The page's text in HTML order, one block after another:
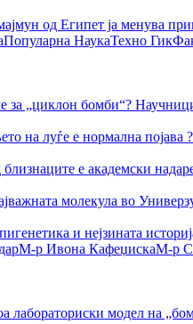
од Египет ја менува
Популарна НаукаТехно Гик
за „циклон бомби“?
на луѓе е нормална појава ?
близнаците е академски
молекула во
и нејзината
М-р Ивона КафеџискаМ-р
лабораториски модел на